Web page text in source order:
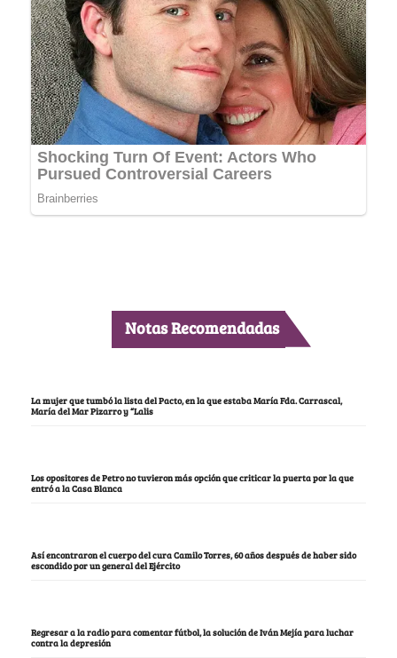
Notas Recomendadas
La mujer que tumbó la lista del Pacto, en la que estaba María Fda. Carrascal,
María del Mar Pizarro y “Lalis
Los opositores de Petro no tuvieron más opción que criticar la puerta por la que
entró a la Casa Blanca
Así encontraron el cuerpo del cura Camilo Torres, 60 años después de haber sido
escondido por un general del Ejército
Regresar a la radio para comentar fútbol, la solución de Iván Mejía para luchar
contra la depresión